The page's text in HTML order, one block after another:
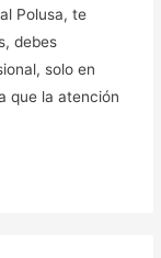
Polusa, te
debes
solo en
que la atención